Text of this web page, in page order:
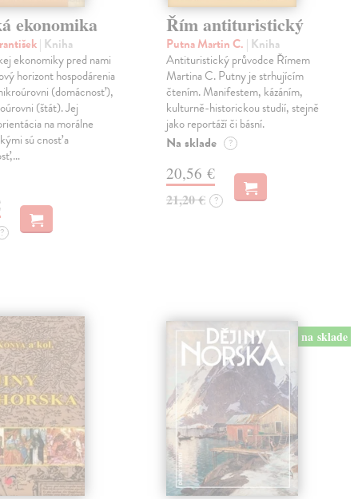
ekonomika
| Kniha
ekonomiky pred nami
horizont hospodárenia
(domácnosť),
(štát). Jej
na morálne
sú cnosť a
?
Řím antituristický
Putna Martin C. | Kniha
Antituristický průvodce Římem
Martina C. Putny je strhujícím
čtením. Manifestem, kázáním,
kulturně-historickou studií, stejně
jako reportáží či básní.
Na sklade ?
20,56 €
21,20 € ?
na sklade